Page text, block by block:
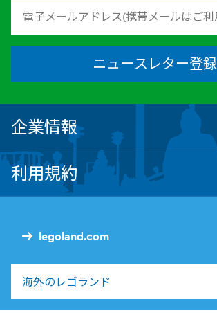
ニュースレター登録
legoland.com
海外のレゴランド
企業情報
利用規約